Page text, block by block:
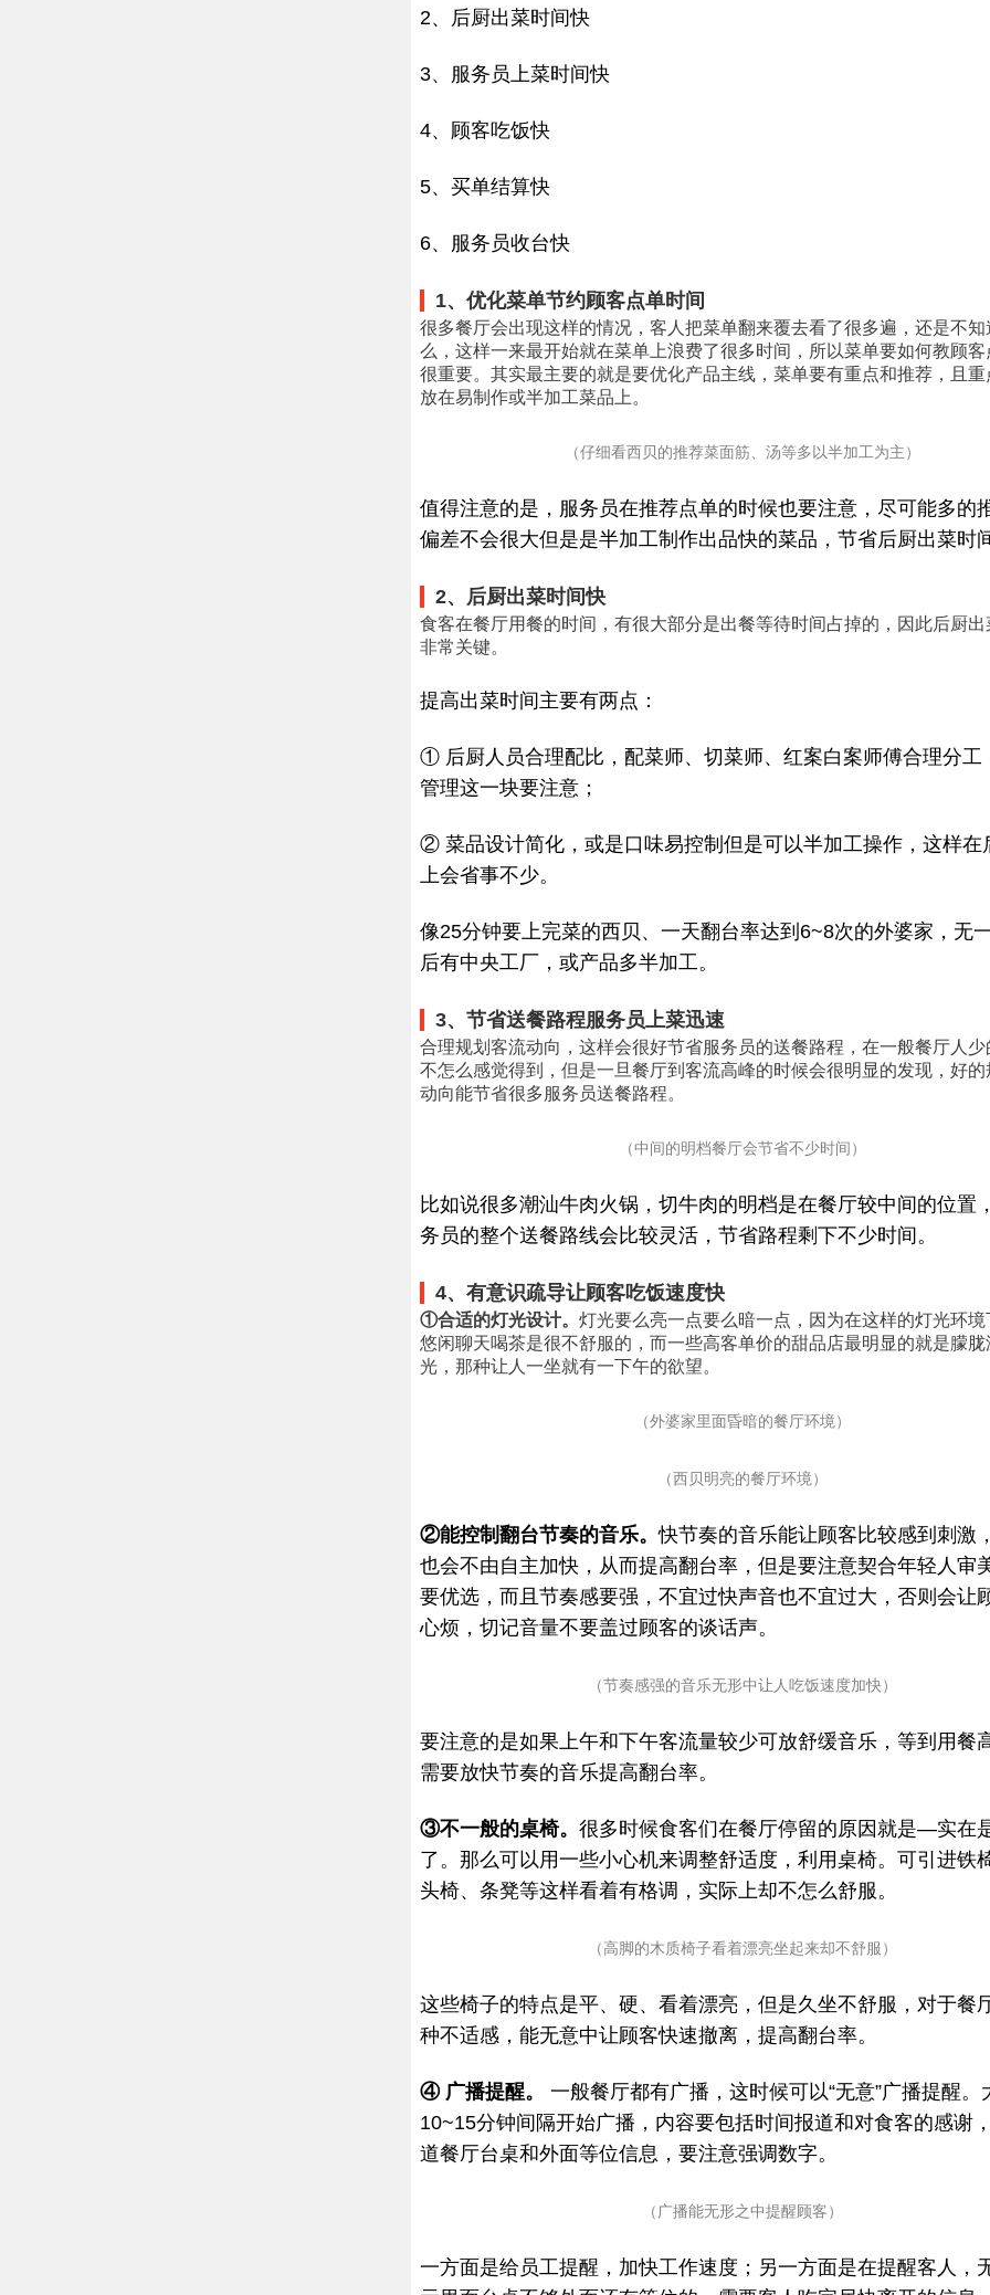
2、后厨出菜时间快
3、服务员上菜时间快
4、顾客吃饭快
5、买单结算快
6、服务员收台快
1、优化菜单节约顾客点单时间
很多餐厅会出现这样的情况，客人把菜单翻来覆去看了很多遍，还是不知
么，这样一来最开始就在菜单上浪费了很多时间，所以菜单要如何教顾
很重要。其实最主要的就是要优化产品主线，菜单要有重点和推荐，且重
放在易制作或半加工菜品上。
（仔细看西贝的推荐菜面筋、汤等多以半加工为主）
值得注意的是，服务员在推荐点单的时候也要注意，尽可能多的
偏差不会很大但是是半加工制作出品快的菜品，节省后厨出菜时间
2、后厨出菜时间快
食客在餐厅用餐的时间，有很大部分是出餐等待时间占掉的，因此后厨
非常关键。
提高出菜时间主要有两点：
① 后厨人员合理配比，配菜师、切菜师、红案白案师傅合理分工
管理这一块要注意；
② 菜品设计简化，或是口味易控制但是可以半加工操作，这样在
上会省事不少。
像25分钟要上完菜的西贝、一天翻台率达到6~8次的外婆家，无
后有中央工厂，或产品多半加工。
3、节省送餐路程服务员上菜迅速
合理规划客流动向，这样会很好节省服务员的送餐路程，在一般餐厅人少
不怎么感觉得到，但是一旦餐厅到客流高峰的时候会很明显的发现，好
动向能节省很多服务员送餐路程。
（中间的明档餐厅会节省不少时间）
比如说很多潮汕牛肉火锅，切牛肉的明档是在餐厅较中间的位置
务员的整个送餐路线会比较灵活，节省路程剩下不少时间。
4、有意识疏导让顾客吃饭速度快
①合适的灯光设计。灯光要么亮一点要么暗一点，因为在这样的灯光环境
悠闲聊天喝茶是很不舒服的，而一些高客单价的甜品店最明显的就是朦
光，那种让人一坐就有一下午的欲望。
（外婆家里面昏暗的餐厅环境）
（西贝明亮的餐厅环境）
②能控制翻台节奏的音乐。快节奏的音乐能让顾客比较感到刺激
也会不由自主加快，从而提高翻台率，但是要注意契合年轻人审
要优选，而且节奏感要强，不宜过快声音也不宜过大，否则会让
心烦，切记音量不要盖过顾客的谈话声。
（节奏感强的音乐无形中让人吃饭速度加快）
要注意的是如果上午和下午客流量较少可放舒缓音乐，等到用餐
需要放快节奏的音乐提高翻台率。
③不一般的桌椅。很多时候食客们在餐厅停留的原因就是—实在
了。那么可以用一些小心机来调整舒适度，利用桌椅。可引进铁
头椅、条凳等这样看着有格调，实际上却不怎么舒服。
（高脚的木质椅子看着漂亮坐起来却不舒服）
这些椅子的特点是平、硬、看着漂亮，但是久坐不舒服，对于餐
种不适感，能无意中让顾客快速撤离，提高翻台率。
④ 广播提醒。一般餐厅都有广播，这时候可以“无意”广播提醒。
10~15分钟间隔开始广播，内容要包括时间报道和对食客的感谢
道餐厅台桌和外面等位信息，要注意强调数字。
（广播能无形之中提醒顾客）
一方面是给员工提醒，加快工作速度；另一方面是在提醒客人，